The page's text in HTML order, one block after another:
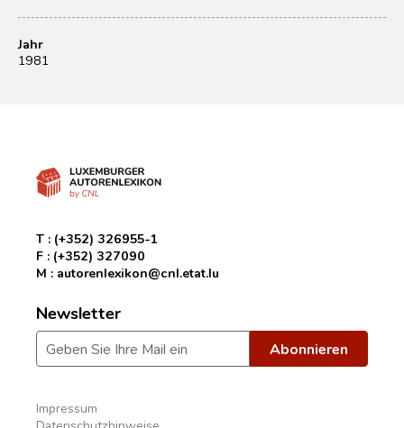
Jahr
1981
T : (+352) 326955-1
F : (+352) 327090
M : autorenlexikon@cnl.etat.lu
Newsletter
Impressum